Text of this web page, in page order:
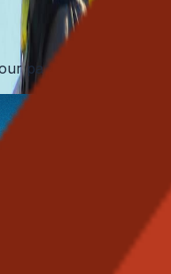
particuliers et
contre les
coupe-carreau,